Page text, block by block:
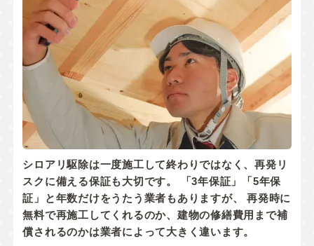
シロアリ駆除は一度施工して終わりではなく、再発リ
スクに備える保証も大切です。 「3年保証」「5年保
証」と年数だけをうたう業者もありますが、 再発時に
無料で再施工してくれるのか、 建物の修繕費用まで補
償されるのかは業者によって大きく違います。